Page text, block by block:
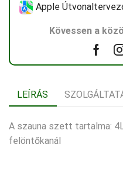
Apple
Kövessen a
LEÍRÁS
A szauna szett tartalma:
felöntőkanál